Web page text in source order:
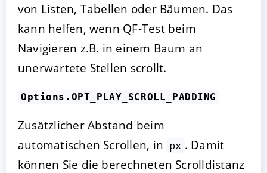
von Listen, Tabellen oder Bäumen. Das
kann helfen, wenn QF-Test beim
Navigieren z.B. in einem Baum an
unerwartete Stellen scrollt.
Options.OPT_PLAY_SCROLL_PADDING
Zusätzlicher Abstand beim
automatischen Scrollen, in px . Damit
können Sie die berechneten Scrolldistanz